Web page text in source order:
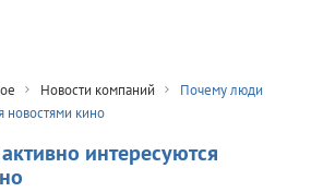
Новости компаний
Почему люди
новостями кино
интересуются